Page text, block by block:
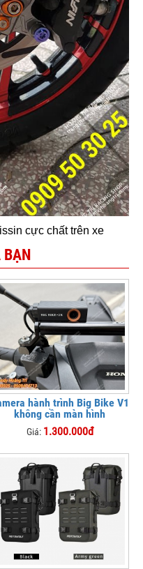
cực chất trên xe
BẠN
hành trình Big Bike V1
không cần màn hình
Giá: 1.300.000đ